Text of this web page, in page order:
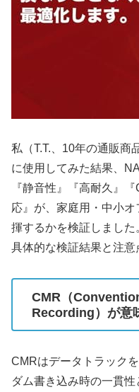
私（T.T.、10年の通販商
に使用してみた結果、
『静音性』『高耐久』
応』が、家庭用・中小
揮するかを検証しまし
具体的な検証結果と注意
CMR（
Recording）が意
CMRはデータトラック
ダム書き込み時の一貫